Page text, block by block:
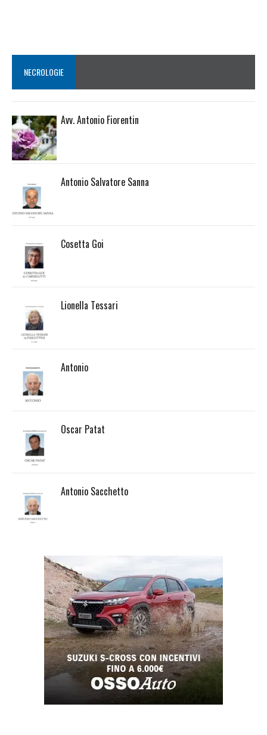
NECROLOGIE
Avv. Antonio Fiorentin
Antonio Salvatore Sanna
Cosetta Goi
Lionella Tessari
Antonio
Oscar Patat
Antonio Sacchetto